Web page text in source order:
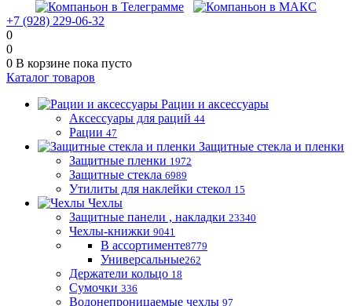
+7 (928) 229-06-32
0
0
0 В корзине пока пусто
Каталог товаров
Рации и аксессуары
Аксессуары для раций 44
Рации 47
Защитные стекла и пленки
Защитные пленки 1972
Защитные стекла 6989
Утилиты для наклейки стекол 15
Чехлы
Защитные панели , накладки 23340
Чехлы-книжки 9041
В ассортименте8779
Универсальные262
Держатели кольцо 18
Сумочки 336
Водонепроницаемые чехлы 97